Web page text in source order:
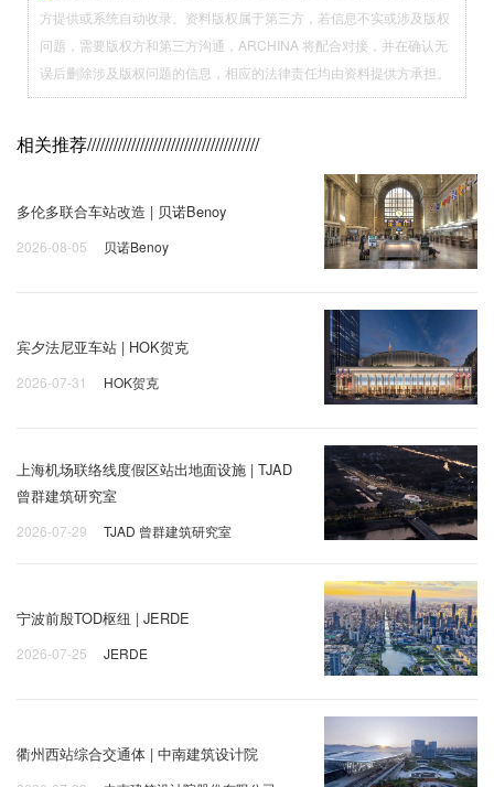
方提供或系统自动收录。资料版权属于第三方，若信息不实或涉及版权
问题，需要版权方和第三方沟通，ARCHINA 将配合对接，并在确认无
误后删除涉及版权问题的信息，相应的法律责任均由资料提供方承担。
相关推荐///////////////////////////////////////
多伦多联合车站改造 | 贝诺Benoy
2026-08-05 贝诺Benoy
宾夕法尼亚车站 | HOK贺克
2026-07-31 HOK贺克
上海机场联络线度假区站出地面设施 | TJAD
曾群建筑研究室
2026-07-29 TJAD 曾群建筑研究室
宁波前殷TOD枢纽 | JERDE
2026-07-25 JERDE
衢州西站综合交通体 | 中南建筑设计院